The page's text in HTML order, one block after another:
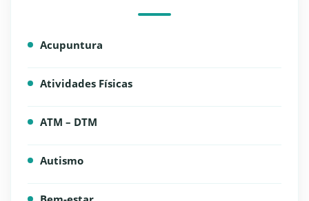
Acupuntura
Atividades Físicas
ATM – DTM
Autismo